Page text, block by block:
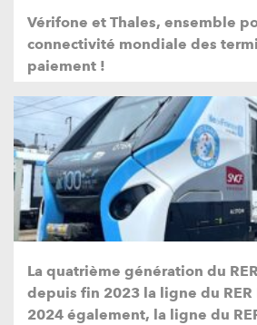
Vérifone et Thales, ensemble
connectivité mondiale des
paiement !
La quatrième génération du
depuis fin 2023 la ligne du
2024 également, la ligne du